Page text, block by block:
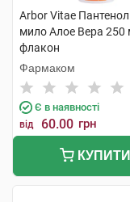
Arbor Vitae
мило Алое Вера 250
флакон
Фармаком
Є в наявності
від 60.00 грн
КУПИТИ